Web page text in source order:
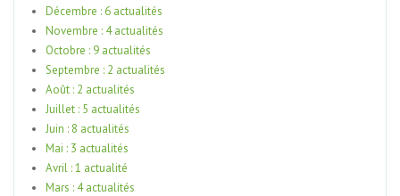
Décembre : 6 actualités
Novembre : 4 actualités
Octobre : 9 actualités
Septembre : 2 actualités
Août : 2 actualités
Juillet : 5 actualités
Juin : 8 actualités
Mai : 3 actualités
Avril : 1 actualité
Mars : 4 actualités